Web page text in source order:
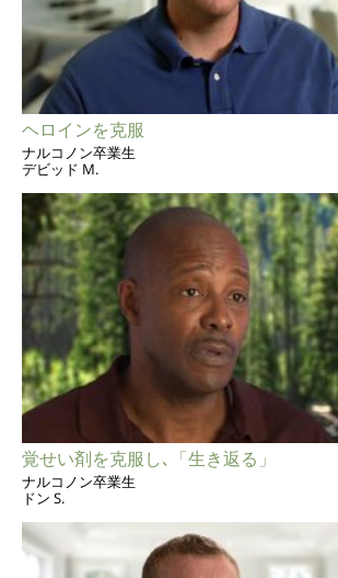
ヘロインを克服
ナルコノン卒業生
デビッド M.
覚せい剤を克服し､「生き返る」
ナルコノン卒業生
ドン S.